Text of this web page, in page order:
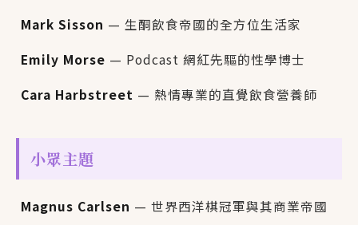
Mark Sisson — 生酮飲食帝國的全方位生活家
Emily Morse — Podcast 網紅先驅的性學博士
Cara Harbstreet — 熱情專業的直覺飲食營養師
小眾主題
Magnus Carlsen — 世界西洋棋冠軍與其商業帝國